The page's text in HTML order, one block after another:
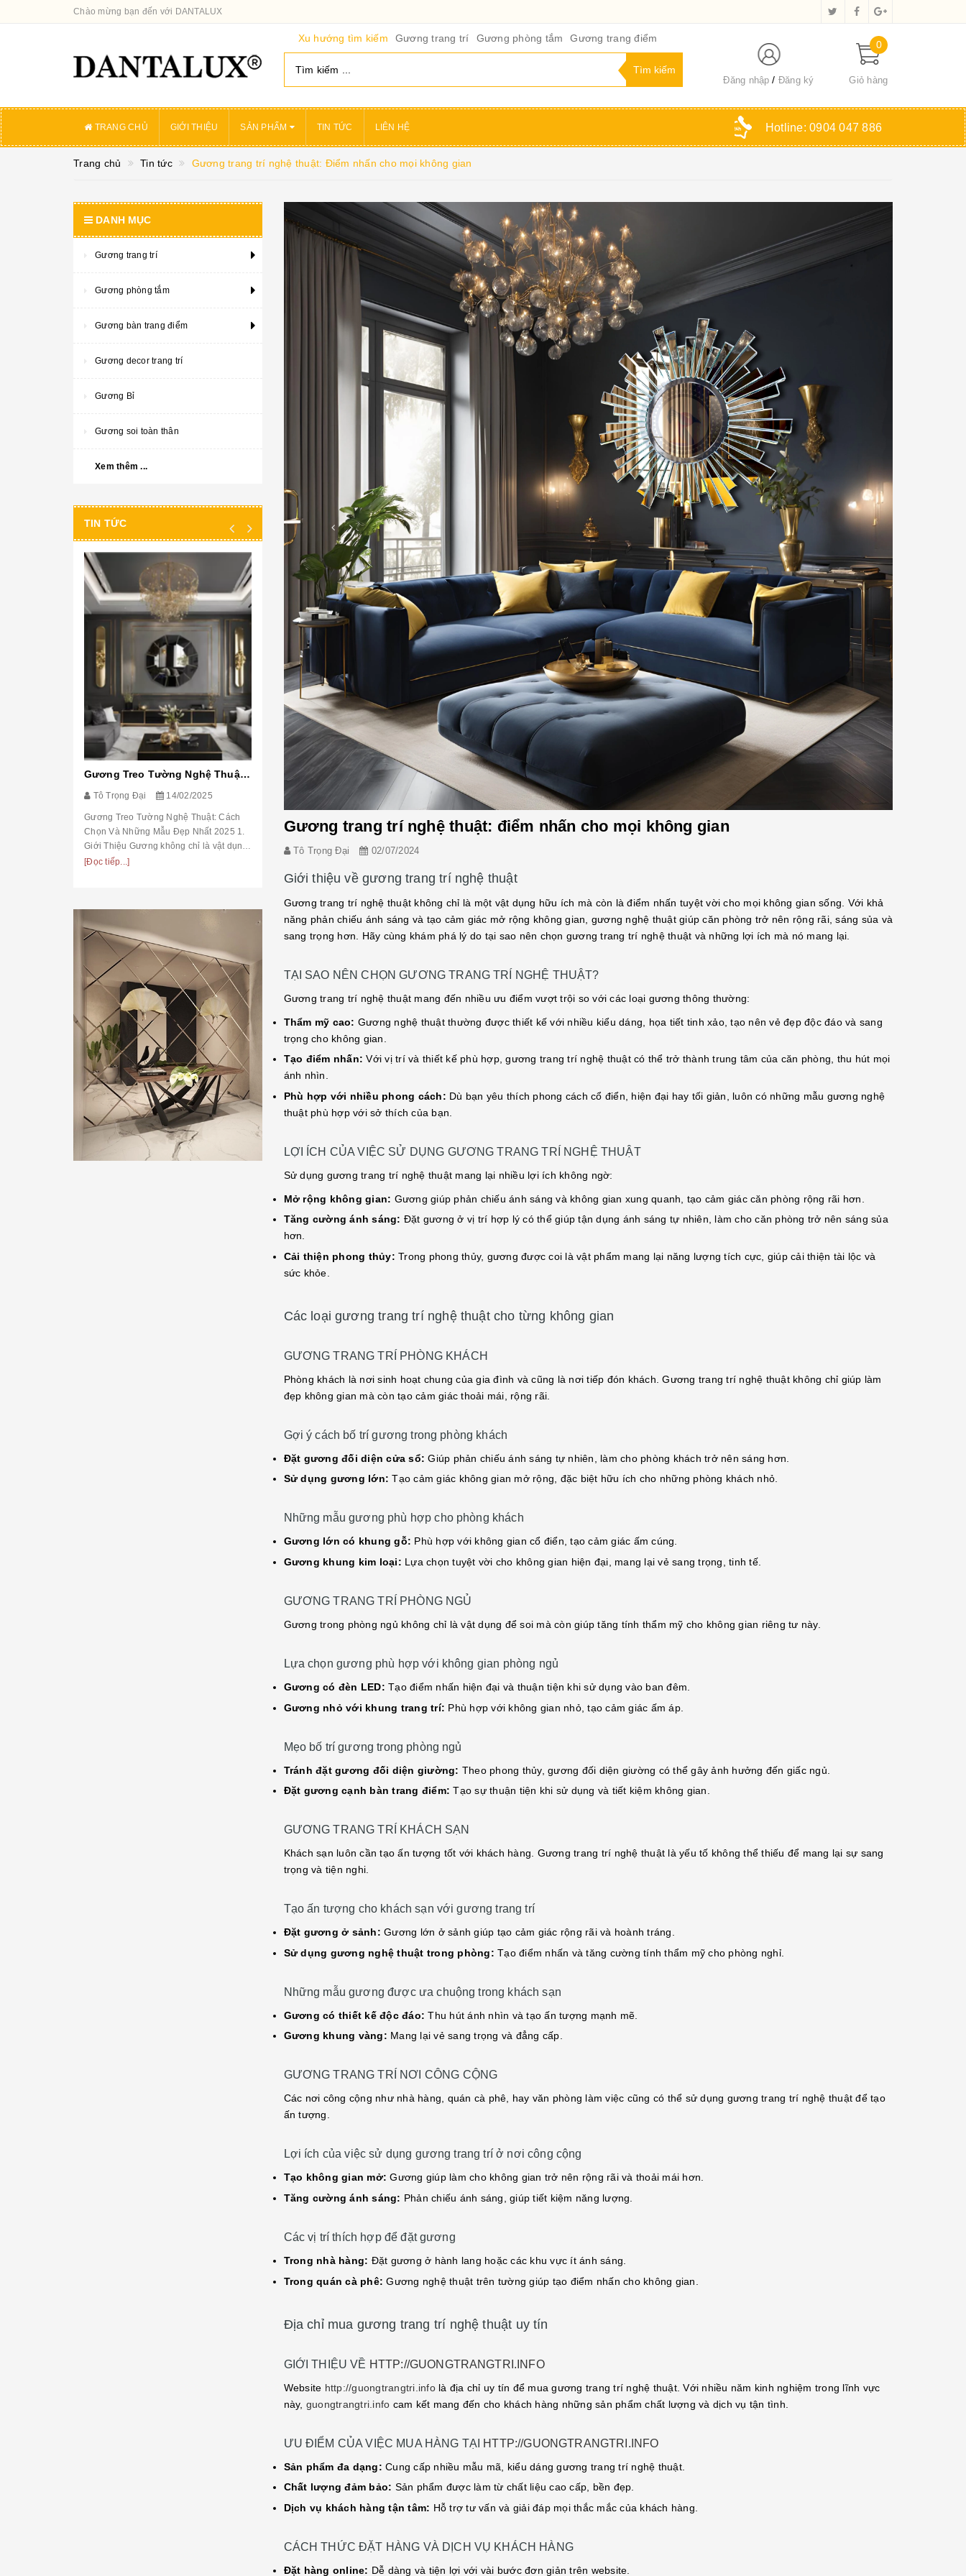
Chào mừng bạn đến với DANTALUX
Xu hướng tìm kiếm Gương trang trí Gương phòng tắm Gương trang điểm
Đăng nhập Đăng ký
0
Giỏ hàng
TRANG CHỦ GIỚI THIỆU SẢN PHẨM TIN TỨC LIÊN HỆ Hotline: 0904 047 886
Trang chủ Tin tức Gương trang trí nghệ thuật: Điểm nhấn cho mọi không gian
Gương trang trí nghệ thuật: điểm nhấn cho mọi không gian
Tô Trọng Đại 02/07/2024
Giới thiệu về gương trang trí nghệ thuật
Gương trang trí nghệ thuật không chỉ là một vật dụng hữu ích mà còn là điểm nhấn tuyệt vời cho mọi không gian sống. Với khả
năng phản chiếu ánh sáng và tạo cảm giác mở rộng không gian, gương nghệ thuật giúp căn phòng trở nên rộng rãi, sáng sủa và
sang trọng hơn. Hãy cùng khám phá lý do tại sao nên chọn gương trang trí nghệ thuật và những lợi ích mà nó mang lại.
TẠI SAO NÊN CHỌN GƯƠNG TRANG TRÍ NGHỆ THUẬT?
Gương trang trí nghệ thuật mang đến nhiều ưu điểm vượt trội so với các loại gương thông thường:
Thẩm mỹ cao: Gương nghệ thuật thường được thiết kế với nhiều kiểu dáng, họa tiết tinh xảo, tạo nên vẻ đẹp độc đáo và sang
trọng cho không gian.
Tạo điểm nhấn: Với vị trí và thiết kế phù hợp, gương trang trí nghệ thuật có thể trở thành trung tâm của căn phòng, thu hút mọi
ánh nhìn.
Phù hợp với nhiều phong cách: Dù bạn yêu thích phong cách cổ điển, hiện đại hay tối giản, luôn có những mẫu gương nghệ
thuật phù hợp với sở thích của bạn.
LỢI ÍCH CỦA VIỆC SỬ DỤNG GƯƠNG TRANG TRÍ NGHỆ THUẬT
Sử dụng gương trang trí nghệ thuật mang lại nhiều lợi ích không ngờ:
Mở rộng không gian: Gương giúp phản chiếu ánh sáng và không gian xung quanh, tạo cảm giác căn phòng rộng rãi hơn.
Tăng cường ánh sáng: Đặt gương ở vị trí hợp lý có thể giúp tận dụng ánh sáng tự nhiên, làm cho căn phòng trở nên sáng sủa
hơn.
Cải thiện phong thủy: Trong phong thủy, gương được coi là vật phẩm mang lại năng lượng tích cực, giúp cải thiện tài lộc và
sức khỏe.
Các loại gương trang trí nghệ thuật cho từng không gian
GƯƠNG TRANG TRÍ PHÒNG KHÁCH
Phòng khách là nơi sinh hoạt chung của gia đình và cũng là nơi tiếp đón khách. Gương trang trí nghệ thuật không chỉ giúp làm
đẹp không gian mà còn tạo cảm giác thoải mái, rộng rãi.
Gợi ý cách bố trí gương trong phòng khách
Đặt gương đối diện cửa sổ: Giúp phản chiếu ánh sáng tự nhiên, làm cho phòng khách trở nên sáng hơn.
Sử dụng gương lớn: Tạo cảm giác không gian mở rộng, đặc biệt hữu ích cho những phòng khách nhỏ.
Những mẫu gương phù hợp cho phòng khách
Gương lớn có khung gỗ: Phù hợp với không gian cổ điển, tạo cảm giác ấm cúng.
Gương khung kim loại: Lựa chọn tuyệt vời cho không gian hiện đại, mang lại vẻ sang trọng, tinh tế.
GƯƠNG TRANG TRÍ PHÒNG NGỦ
Gương trong phòng ngủ không chỉ là vật dụng để soi mà còn giúp tăng tính thẩm mỹ cho không gian riêng tư này.
Lựa chọn gương phù hợp với không gian phòng ngủ
Gương có đèn LED: Tạo điểm nhấn hiện đại và thuận tiện khi sử dụng vào ban đêm.
Gương nhỏ với khung trang trí: Phù hợp với không gian nhỏ, tạo cảm giác ấm áp.
Mẹo bố trí gương trong phòng ngủ
Tránh đặt gương đối diện giường: Theo phong thủy, gương đối diện giường có thể gây ảnh hưởng đến giấc ngủ.
Đặt gương cạnh bàn trang điểm: Tạo sự thuận tiện khi sử dụng và tiết kiệm không gian.
GƯƠNG TRANG TRÍ KHÁCH SẠN
Khách sạn luôn cần tạo ấn tượng tốt với khách hàng. Gương trang trí nghệ thuật là yếu tố không thể thiếu để mang lại sự sang
trọng và tiện nghi.
Tạo ấn tượng cho khách sạn với gương trang trí
Đặt gương ở sảnh: Gương lớn ở sảnh giúp tạo cảm giác rộng rãi và hoành tráng.
Sử dụng gương nghệ thuật trong phòng: Tạo điểm nhấn và tăng cường tính thẩm mỹ cho phòng nghỉ.
Những mẫu gương được ưa chuộng trong khách sạn
Gương có thiết kế độc đáo: Thu hút ánh nhìn và tạo ấn tượng mạnh mẽ.
Gương khung vàng: Mang lại vẻ sang trọng và đẳng cấp.
GƯƠNG TRANG TRÍ NƠI CÔNG CỘNG
Các nơi công cộng như nhà hàng, quán cà phê, hay văn phòng làm việc cũng có thể sử dụng gương trang trí nghệ thuật để tạo
ấn tượng.
Lợi ích của việc sử dụng gương trang trí ở nơi công cộng
Tạo không gian mở: Gương giúp làm cho không gian trở nên rộng rãi và thoải mái hơn.
Tăng cường ánh sáng: Phản chiếu ánh sáng, giúp tiết kiệm năng lượng.
Các vị trí thích hợp để đặt gương
Trong nhà hàng: Đặt gương ở hành lang hoặc các khu vực ít ánh sáng.
Trong quán cà phê: Gương nghệ thuật trên tường giúp tạo điểm nhấn cho không gian.
Địa chỉ mua gương trang trí nghệ thuật uy tín
GIỚI THIỆU VỀ HTTP://GUONGTRANGTRI.INFO
Website http://guongtrangtri.infolà địa chỉ uy tín để mua gương trang trí nghệ thuật. Với nhiều năm kinh nghiệm trong lĩnh vực
này, guongtrangtri.info cam kết mang đến cho khách hàng những sản phẩm chất lượng và dịch vụ tận tình.
ƯU ĐIỂM CỦA VIỆC MUA HÀNG TẠI HTTP://GUONGTRANGTRI.INFO
Sản phẩm đa dạng: Cung cấp nhiều mẫu mã, kiểu dáng gương trang trí nghệ thuật.
Chất lượng đảm bảo: Sản phẩm được làm từ chất liệu cao cấp, bền đẹp.
Dịch vụ khách hàng tận tâm: Hỗ trợ tư vấn và giải đáp mọi thắc mắc của khách hàng.
CÁCH THỨC ĐẶT HÀNG VÀ DỊCH VỤ KHÁCH HÀNG
Đặt hàng online: Dễ dàng và tiện lợi với vài bước đơn giản trên website.
DANH MỤC
Gương trang trí
Gương phòng tắm
Gương bàn trang điểm
Gương decor trang trí
Gương Bỉ
Gương soi toàn thân
Xem thêm ...
TIN TỨC
Gương Treo Tường Nghệ Thuật: Cách Chọn Và Những Mẫu Đẹp Nhất 2025
Tô Trọng Đại 14/02/2025
Gương Treo Tường Nghệ Thuật: Cách
Chọn Và Những Mẫu Đẹp Nhất 2025 1.
Giới Thiệu Gương không chỉ là vật dụng
soi chiếu mà còn đóng vai trò tạo điểm
[Đọc tiếp...]
Gương Trang Trí Phòng Ngủ: Cách Chọn Và Những Mẫu Đẹp Giúp Không Gian Tinh Tế Hơn
Tô Trọng Đại 08/02/2025
Gương Trang Trí Phòng Ngủ: Cách Chọn
Và Những Mẫu Đẹp Giúp Không Gian
Tinh Tế Hơn 1. Giới Thiệu Gương trang
trợ soi chiếu hàng ngày, mà còn đóng vai
Tô Trọng Đại 08/02/2025
Gương Nghệ Thuật Treo Tường: Xu
Hướng Trang Trí Nội Thất Hiện Đại 1.
trọng trong thiết kế nội thất, giúp không
gian trở...